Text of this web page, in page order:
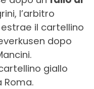
l’arbitro
il cartellino
dopo
giallo
Roma.